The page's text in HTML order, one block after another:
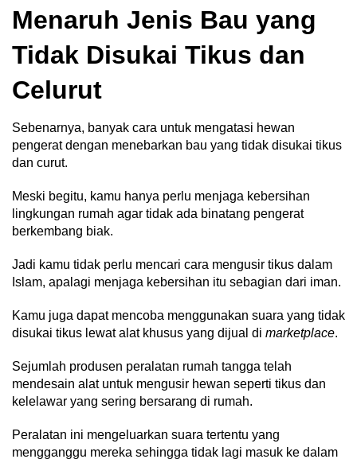
Menaruh Jenis Bau yang
Tidak Disukai Tikus dan
Celurut
Sebenarnya, banyak cara untuk mengatasi hewan
pengerat dengan menebarkan bau yang tidak disukai tikus
dan curut.
Meski begitu, kamu hanya perlu menjaga kebersihan
lingkungan rumah agar tidak ada binatang pengerat
berkembang biak.
Jadi kamu tidak perlu mencari cara mengusir tikus dalam
Islam, apalagi menjaga kebersihan itu sebagian dari iman.
Kamu juga dapat mencoba menggunakan suara yang tidak
disukai tikus lewat alat khusus yang dijual di marketplace.
Sejumlah produsen peralatan rumah tangga telah
mendesain alat untuk mengusir hewan seperti tikus dan
kelelawar yang sering bersarang di rumah.
Peralatan ini mengeluarkan suara tertentu yang
mengganggu mereka sehingga tidak lagi masuk ke dalam